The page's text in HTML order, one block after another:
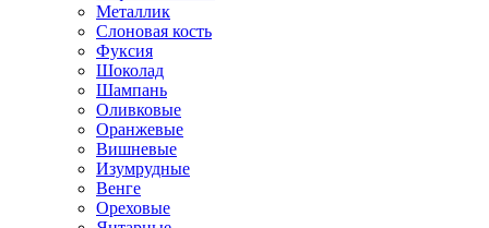
Металлик
Слоновая кость
Фуксия
Шоколад
Шампань
Оливковые
Оранжевые
Вишневые
Изумрудные
Венге
Ореховые